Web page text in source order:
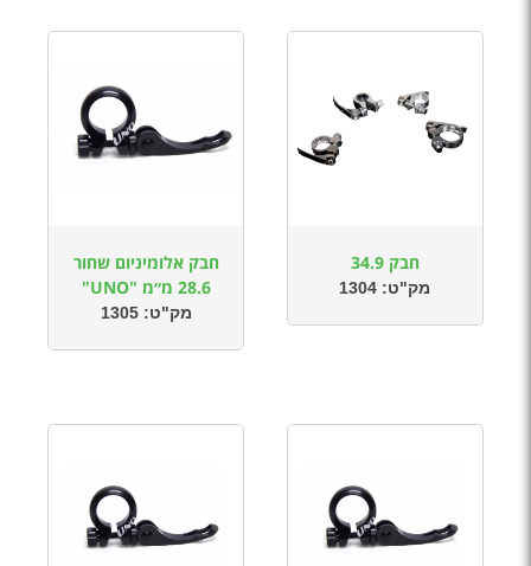
חבק 34.9
מק"ט: 1304
חבק אלומיניום שחור
28.6 מ״מ "UNO"
מק"ט:1305